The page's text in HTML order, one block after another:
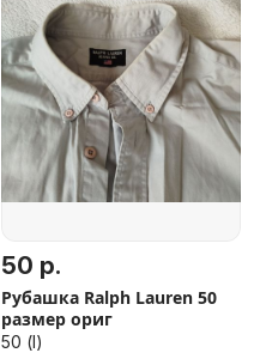
50 р.
Рубашка Ralph Lauren 50
размер ориг
50 (l)